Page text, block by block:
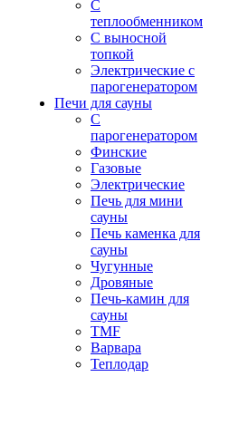
С
теплообменником
С выносной
топкой
Электрические с
парогенератором
Печи для сауны
С
парогенератором
Финские
Газовые
Электрические
Печь для мини
сауны
Печь каменка для
сауны
Чугунные
Дровяные
Печь-камин для
сауны
TMF
Варвара
Теплодар